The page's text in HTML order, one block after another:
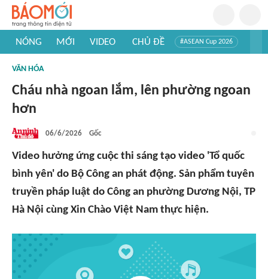
NÓNG MỚI VIDEO CHỦ ĐỀ #ASEAN Cup 2026
#Khám phá thế giới
VĂN HÓA
Cháu nhà ngoan lắm, lên phường ngoan
hơn
06/6/2026 Gốc
Video hưởng ứng cuộc thi sáng tạo video 'Tổ quốc
bình yên' do Bộ Công an phát động. Sản phẩm tuyên
truyền pháp luật do Công an phường Dương Nội, TP
Hà Nội cùng Xin Chào Việt Nam thực hiện.